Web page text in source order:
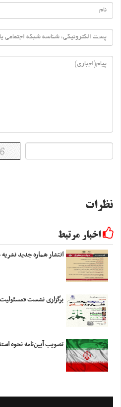
نظرات
اخبار مرتبط
انتشار شماره جدید
برگزاری نشست
تصویب آیین‌نامه نحوه